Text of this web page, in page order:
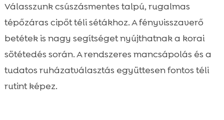
Válasszunk csúszásmentes talpú, rugalmas
tépőzáras cipőt téli sétákhoz. A fényvisszaverő
betétek is nagy segítséget nyújthatnak a korai
sötétedés során. A rendszeres mancsápolás és a
tudatos ruházatválasztás együttesen fontos téli
rutint képez.